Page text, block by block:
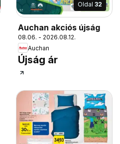
Oldal 32
Auchan akciós újság
08.06. - 2026.08.12.
Auchan
Újság ár